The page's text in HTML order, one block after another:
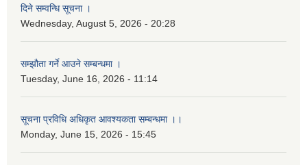
दिने सम्वन्धि सूचना ।
Wednesday, August 5, 2026 - 20:28
सम्झौता गर्ने आउने सम्बन्धमा ।
Tuesday, June 16, 2026 - 11:14
सूचना प्रविधि अधिकृत आवश्यकता सम्बन्धमा ।।
Monday, June 15, 2026 - 15:45